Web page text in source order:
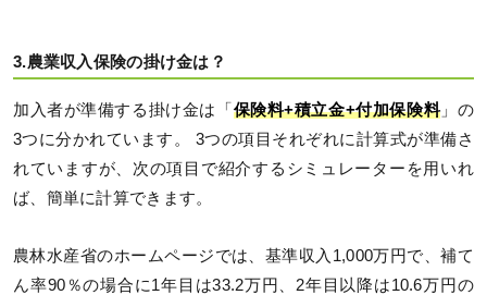
3.農業収入保険の掛け金は？
加入者が準備する掛け金は「 保険料+積立金+付加保険料 」の
3つに分かれています。 3つの項目それぞれに計算式が準備さ
れていますが、次の項目で紹介するシミュレーターを用いれ
ば、簡単に計算できます。
農林水産省のホームページでは、基準収入1,000万円で、補て
ん率90％の場合に1年目は33.2万円、2年目以降は10.6万円の